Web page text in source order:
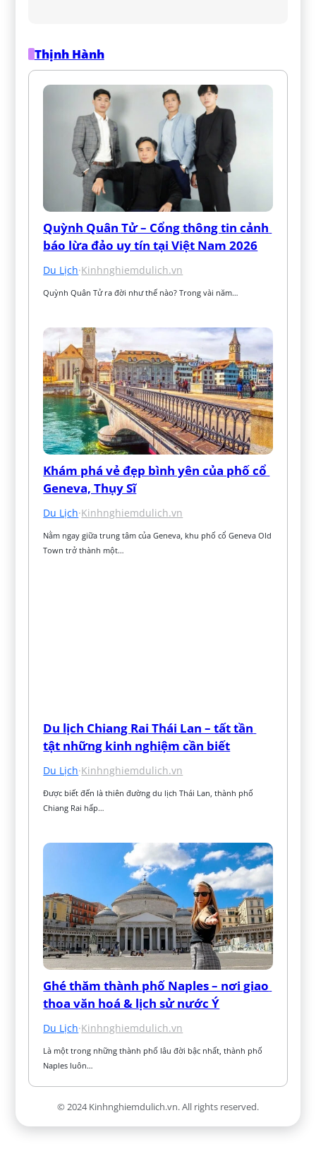
Thịnh Hành
Quỳnh Quân Tử – Cổng thông tin cảnh
báo lừa đảo uy tín tại Việt Nam 2026
Du Lịch·Kinhnghiemdulich.vn
Quỳnh Quân Tử ra đời như thế nào? Trong vài năm…
Khám phá vẻ đẹp bình yên của phố cổ
Geneva, Thụy Sĩ
Du Lịch·Kinhnghiemdulich.vn
Nằm ngay giữa trung tâm của Geneva, khu phố cổ Geneva Old
Town trở thành một…
Du lịch Chiang Rai Thái Lan – tất tần
tật những kinh nghiệm cần biết
Du Lịch·Kinhnghiemdulich.vn
Được biết đến là thiên đường du lịch Thái Lan, thành phố
Chiang Rai hấp…
Ghé thăm thành phố Naples – nơi giao
thoa văn hoá & lịch sử nước Ý
Du Lịch·Kinhnghiemdulich.vn
Là một trong những thành phố lâu đời bậc nhất, thành phố
Naples luôn…
© 2024 Kinhnghiemdulich.vn. All rights reserved.